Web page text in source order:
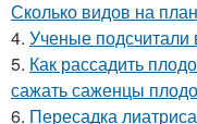
Сколько видов на
4. Ученые подсчитали
5. Как рассадить
сажать саженцы
6. Пересадка